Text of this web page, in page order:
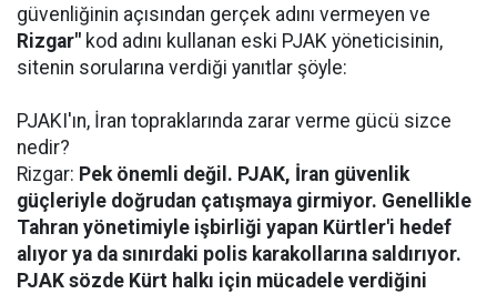
güvenliğinin açısından gerçek adını vermeyen ve
Rizgar" kod adını kullanan eski PJAK yöneticisinin,
sitenin sorularına verdiği yanıtlar şöyle:
PJAKI'ın, İran topraklarında zarar verme gücü sizce
nedir?
Rizgar: Pek önemli değil. PJAK, İran güvenlik
güçleriyle doğrudan çatışmaya girmiyor. Genellikle
Tahran yönetimiyle işbirliği yapan Kürtler'i hedef
alıyor ya da sınırdaki polis karakollarına saldırıyor.
PJAK sözde Kürt halkı için mücadele verdiğini